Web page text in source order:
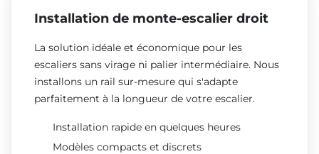
Installation de monte-escalier droit
La solution idéale et économique pour les
escaliers sans virage ni palier intermédiaire. Nous
installons un rail sur-mesure qui s'adapte
parfaitement à la longueur de votre escalier.
Installation rapide en quelques heures
Modèles compacts et discrets